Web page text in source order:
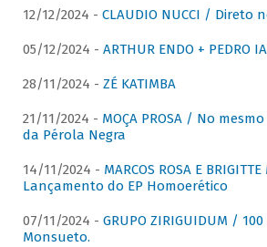
12/12/2024 - CLAUDIO NUCCI / Direto
05/12/2024 - ARTHUR ENDO + PEDRO
28/11/2024 - ZÉ KATIMBA
21/11/2024 - MOÇA PROSA / No
da Pérola Negra
14/11/2024 - MARCOS ROSA E
Lançamento do EP Homoerético
07/11/2024 - GRUPO ZIRIGUIDUM /
Monsueto.